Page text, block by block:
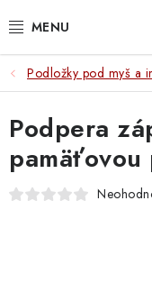
na
NOTEBOOKY
MOBILNÉ
PC A KOMPONENTY
Podložky pod myš a
Podpera
pamäťovou